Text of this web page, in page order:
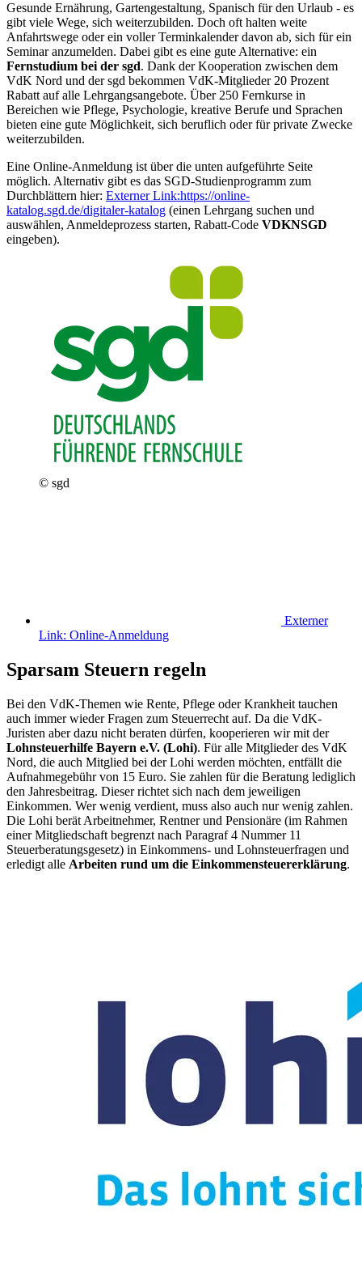
Gesunde Ernährung, Gartengestaltung, Spanisch für den Urlaub - es
gibt viele Wege, sich weiterzubilden. Doch oft halten weite
Anfahrtswege oder ein voller Terminkalender davon ab, sich für ein
Seminar anzumelden. Dabei gibt es eine gute Alternative: ein
Fernstudium bei der sgd. Dank der Kooperation zwischen dem
VdK Nord und der sgd bekommen VdK-Mitglieder 20 Prozent
Rabatt auf alle Lehrgangsangebote. Über 250 Fernkurse in
Bereichen wie Pflege, Psychologie, kreative Berufe und Sprachen
bieten eine gute Möglichkeit, sich beruflich oder für private Zwecke
weiterzubilden.
Eine Online-Anmeldung ist über die unten aufgeführte Seite
möglich. Alternativ gibt es das SGD-Studienprogramm zum
Durchblättern hier: Externer Link:https://online-
katalog.sgd.de/digitaler-katalog (einen Lehrgang suchen und
auswählen, Anmeldeprozess starten, Rabatt-Code VDKNSGD
eingeben).
© sgd
Externer
Link: Online-Anmeldung
Sparsam Steuern regeln
Bei den VdK-Themen wie Rente, Pflege oder Krankheit tauchen
auch immer wieder Fragen zum Steuerrecht auf. Da die VdK-
Juristen aber dazu nicht beraten dürfen, kooperieren wir mit der
Lohnsteuerhilfe Bayern e.V. (Lohi). Für alle Mitglieder des VdK
Nord, die auch Mitglied bei der Lohi werden möchten, entfällt die
Aufnahmegebühr von 15 Euro. Sie zahlen für die Beratung lediglich
den Jahresbeitrag. Dieser richtet sich nach dem jeweiligen
Einkommen. Wer wenig verdient, muss also auch nur wenig zahlen.
Die Lohi berät Arbeitnehmer, Rentner und Pensionäre (im Rahmen
einer Mitgliedschaft begrenzt nach Paragraf 4 Nummer 11
Steuerberatungsgesetz) in Einkommens- und Lohnsteuerfragen und
erledigt alle Arbeiten rund um die Einkommensteuererklärung.